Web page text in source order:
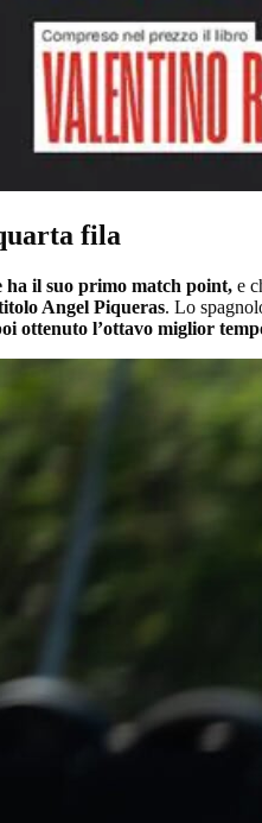
fila
ha il suo primo match point, e
Angel Piqueras. Lo
ottenuto l’ottavo miglior